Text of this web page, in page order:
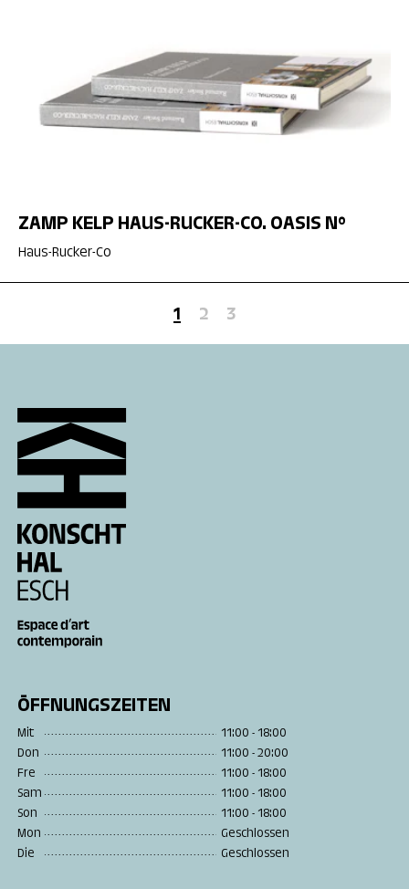
ZAMP KELP HAUS-RUCKER-CO. OASIS N°
Haus-Rucker-Co
1 2 3
ÖFFNUNGSZEITEN
Mit
11:00 - 18:00
Don
11:00 - 20:00
Fre
11:00 - 18:00
Sam
11:00 - 18:00
Son
11:00 - 18:00
Mon
Geschlossen
Die
Geschlossen